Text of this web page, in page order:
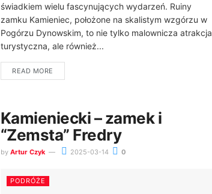
świadkiem wielu fascynujących wydarzeń. Ruiny
zamku Kamieniec, położone na skalistym wzgórzu w
Pogórzu Dynowskim, to nie tylko malownicza atrakcja
turystyczna, ale również...
READ MORE
Kamieniecki – zamek i
“Zemsta” Fredry
by Artur Czyk 2025-03-14 0
PODRÓŻE